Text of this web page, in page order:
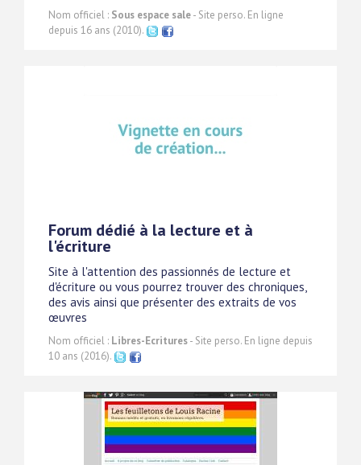
Nom officiel : Sous espace sale- Site perso. En ligne
depuis 16 ans (2010).
Forum dédié à la lecture et à
l'écriture
Site à l'attention des passionnés de lecture et
d'écriture ou vous pourrez trouver des chroniques,
des avis ainsi que présenter des extraits de vos
œuvres
Nom officiel : Libres-Ecritures- Site perso. En ligne depuis
10 ans (2016).